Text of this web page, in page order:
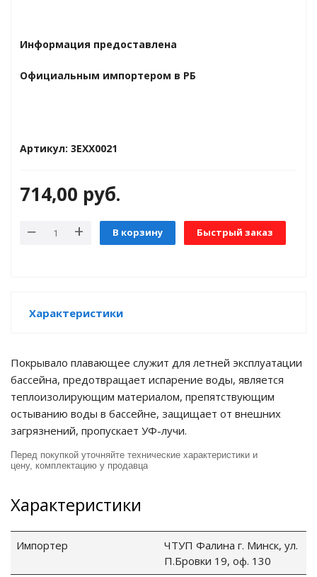
от грозовых
систем
ИБП
для газовых и
питания
Информация предоставлена
Официальным импортером в РБ
Артикул: 3EXX0021
714,00 руб.
В корзину Быстрый заказ
Характеристики
Покрывало плавающее служит для летней эксплуатации
бассейна, предотвращает испарение воды, является
теплоизолирующим материалом, препятствующим
остыванию воды в бассейне, защищает от внешних
загрязнений, пропускает УФ-лучи.
Перед покупкой уточняйте технические характеристики и
цену, комплектацию у продавца
Характеристики
Импортер
ЧТУП Фалина г. Минск, ул.
П.Бровки 19, оф. 130